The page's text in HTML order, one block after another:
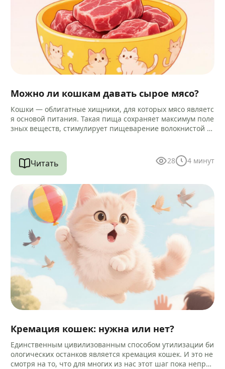
Можно ли кошкам давать сырое мясо?
Кошки — облигатные хищники, для которых мясо являетс
я основой питания. Такая пища сохраняет максимум поле
зных веществ, стимулирует пищеварение волокнистой ст
Читать 28 4 минут
Кремация кошек: нужна или нет?
Единственным цивилизованным способом утилизации би
ологических останков является кремация кошек. И это не
смотря на то, что для многих из нас этот шаг пока непри